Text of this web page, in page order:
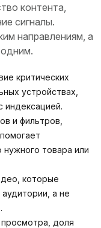
контента,
сигналы.
направлениям, а
критических
устройствах,
индексацией.
и фильтров,
товара или
которые
а не
доля